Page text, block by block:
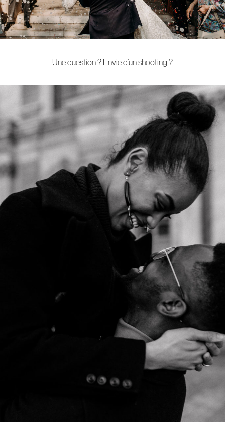
Une question ? Envie d’un shooting ?